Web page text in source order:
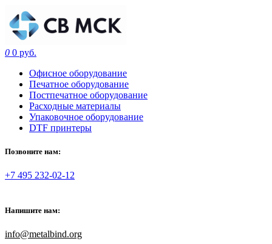
0 0 руб.
Офисное оборудование
Печатное оборудование
Постпечатное оборудование
Расходные материалы
Упаковочное оборудование
DTF принтеры
Позвоните нам:
+7 495 232-02-12
Напишите нам:
info@metalbind.org